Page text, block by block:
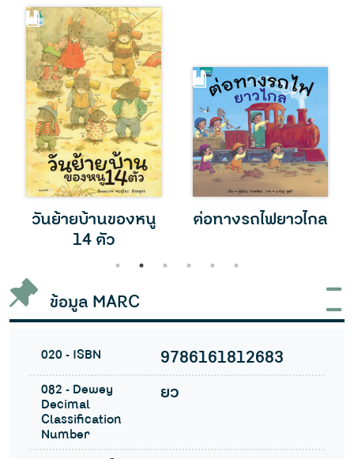
วันย้ายบ้านของหนู
14 ตัว
ต่อทางรถไฟยาวไกล
1 2 3 4 5 6
ข้อมูล MARC
020 - ISBN 9786161812683
082 - Dewey
Decimal
Classification
Number
ยว